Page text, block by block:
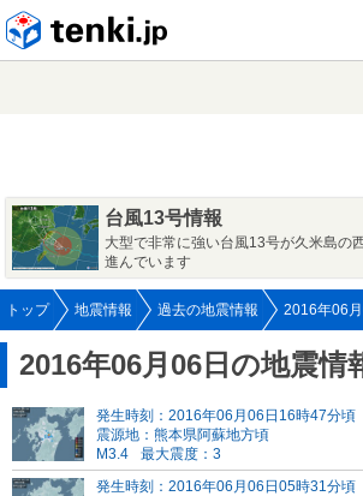
台風13号情報
大型で非常に強い台風13号が久米島の
進んでいます
トップ 地震情報 過去の地震情報 2016年06
2016年06月06日の地震情
発生時刻：2016年06月06日16時47分頃
震源地：熊本県阿蘇地方頃
M3.4
最大震度：3
発生時刻：2016年06月06日05時31分頃